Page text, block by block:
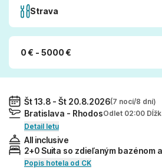
Strava
0 € - 5000 €
Št 13.8 - Št 20.8.2026(7 nocí/8 dní)
Bratislava - RhodosOdlet 02:00
Detail letu
All inclusive
2+0 Suita so zdieľaným bazénom
Popis hotela od CK